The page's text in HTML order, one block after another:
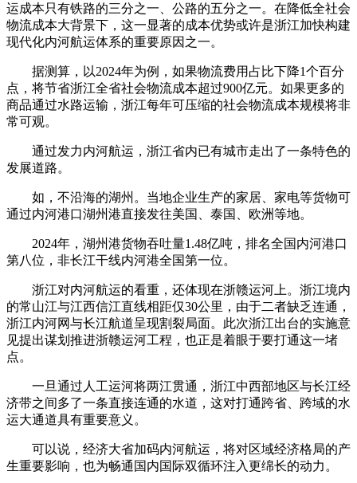
运成本只有铁路的三分之一、公路的五分之一。在降低全社会
物流成本大背景下，这一显著的成本优势或许是浙江加快构建
现代化内河航运体系的重要原因之一。
据测算，以2024年为例，如果物流费用占比下降1个百分
点，将节省浙江全省社会物流成本超过900亿元。如果更多的
商品通过水路运输，浙江每年可压缩的社会物流成本规模将非
常可观。
通过发力内河航运，浙江省内已有城市走出了一条特色的
发展道路。
如，不沿海的湖州。当地企业生产的家居、家电等货物可
通过内河港口湖州港直接发往美国、泰国、欧洲等地。
2024年，湖州港货物吞吐量1.48亿吨，排名全国内河港口
第八位，非长江干线内河港全国第一位。
浙江对内河航运的看重，还体现在浙赣运河上。浙江境内
的常山江与江西信江直线相距仅30公里，由于二者缺乏连通，
浙江内河网与长江航道呈现割裂局面。此次浙江出台的实施意
见提出谋划推进浙赣运河工程，也正是着眼于要打通这一堵
点。
一旦通过人工运河将两江贯通，浙江中西部地区与长江经
济带之间多了一条直接连通的水道，这对打通跨省、跨域的水
运大通道具有重要意义。
可以说，经济大省加码内河航运，将对区域经济格局的产
生重要影响，也为畅通国内国际双循环注入更绵长的动力。